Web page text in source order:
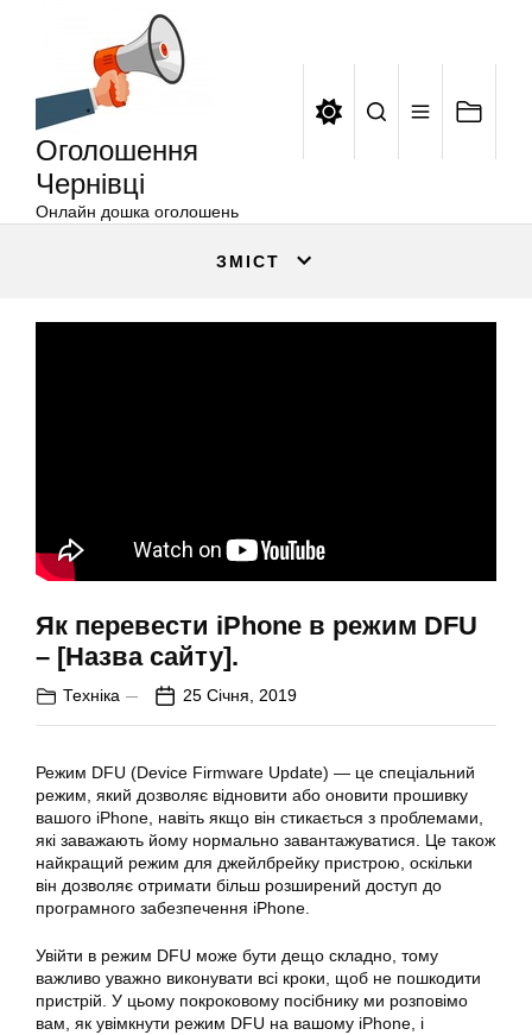
Оголошення
Чернівці
Онлайн дошка оголошень
ЗМІСТ
Як перевести iPhone в режим DFU
– [Назва сайту].
Техніка 25 Січня, 2019
Режим DFU (Device Firmware Update) — це спеціальний
режим, який дозволяє відновити або оновити прошивку
вашого iPhone, навіть якщо він стикається з проблемами,
які заважають йому нормально завантажуватися. Це також
найкращий режим для джейлбрейку пристрою, оскільки
він дозволяє отримати більш розширений доступ до
програмного забезпечення iPhone.
Увійти в режим DFU може бути дещо складно, тому
важливо уважно виконувати всі кроки, щоб не пошкодити
пристрій. У цьому покроковому посібнику ми розповімо
вам, як увімкнути режим DFU на вашому iPhone, і